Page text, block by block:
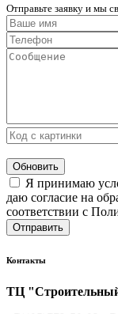
Отправьте заявку и мы
Обновить
Я принимаю
даю согласие на
соответствии с
Отправить
Контакты
ТЦ